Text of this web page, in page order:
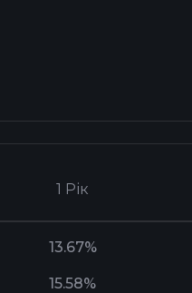
1 Рік
13.67%
15.58%